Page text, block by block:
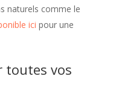
naturels comme le
ici pour une
toutes vos